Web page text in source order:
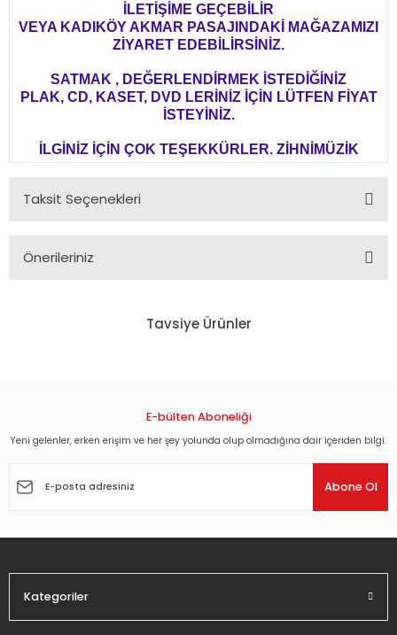
İLETİŞİME GEÇEBİLİR
VEYA KADIKÖY AKMAR PASAJINDAKİ MAĞAZAMIZI
ZİYARET EDEBİLİRSİNİZ.
SATMAK , DEĞERLENDİRMEK İSTEDİĞİNİZ
PLAK, CD, KASET, DVD LERİNİZ İÇİN LÜTFEN FİYAT
İSTEYİNİZ.
İLGİNİZ İÇİN ÇOK TEŞEKKÜRLER. ZİHNİMÜZİK
Taksit Seçenekleri
Önerileriniz
kullanarak tarafımıza iletebilirsiniz.
Ürün açıklamasında eksik bilgiler bulunuyor.
Ürün bilgilerinde hatalar bulunuyor.
Bu ürüne benzer farklı alternatifler olmalı.
Tavsiye Ürünler
840,00 TLE-bülten Aboneliği
Yeni gelenler, erken erişim ve her şey yolunda olup olmadığına dair içeriden bilgi.
Abone Ol
Kategoriler